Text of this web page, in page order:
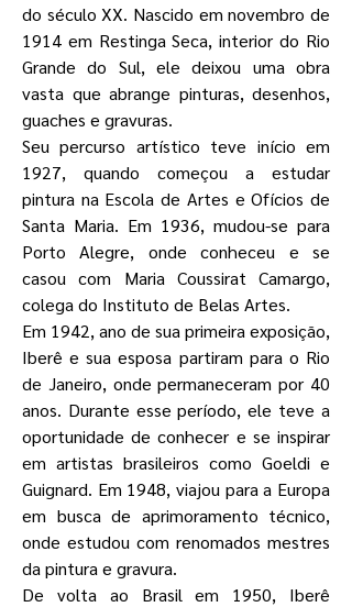
do século XX. Nascido em novembro de
1914 em Restinga Seca, interior do Rio
Grande do Sul, ele deixou uma obra
vasta que abrange pinturas, desenhos,
guaches e gravuras.
Seu percurso artístico teve início em
1927, quando começou a estudar
pintura na Escola de Artes e Ofícios de
Santa Maria. Em 1936, mudou-se para
Porto Alegre, onde conheceu e se
casou com Maria Coussirat Camargo,
colega do Instituto de Belas Artes.
Em 1942, ano de sua primeira exposição,
Iberê e sua esposa partiram para o Rio
de Janeiro, onde permaneceram por 40
anos. Durante esse período, ele teve a
oportunidade de conhecer e se inspirar
em artistas brasileiros como Goeldi e
Guignard. Em 1948, viajou para a Europa
em busca de aprimoramento técnico,
onde estudou com renomados mestres
da pintura e gravura.
De volta ao Brasil em 1950, Iberê